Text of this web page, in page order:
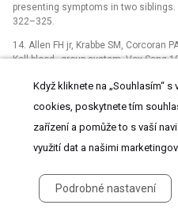
presenting symptoms in two siblings.
322–325.
14. Allen FH jr, Krabbe SM, Corcoran
Kell blood–group system. Vox Sang
15. Marsh WL, Marsh NJ, Moore A,
syndrome. Vox Sang 1981; 40(6):
16. Danek A, Rubio JP, Rampoldi L,
McLeod neuroacanthocytosis:
17. Wimer BM, Marsh WL, Taswell
associated with the McLeod
Když kliknete na „Souhlasím“
cookies, poskytnete tím
zařízení a pomůže to s vaší
využití dat a našimi
Podrobné nastavení